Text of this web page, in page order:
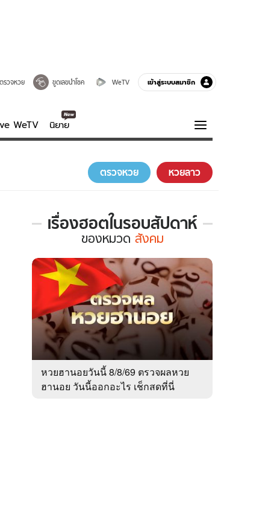
ตรวจหวย ขูดเลขนำโชค WeTV เข้าสู่ระบบสมาชิก
WeTV นิยาย
รส ความรู้รอบตัว
ฮาวทู
ตรวจหวย หวยลาว
เรื่องฮอตในรอบสัปดาห์
เรื่อง
ใน
รอบ
สัปดาห์
หมวด
สังคม
ของหมวด สังคม
หวยฮานอยวันนี้ 8/8/69 ตรวจผลหวย
ฮานอย วันนี้ออกอะไร เช็กสดที่นี่